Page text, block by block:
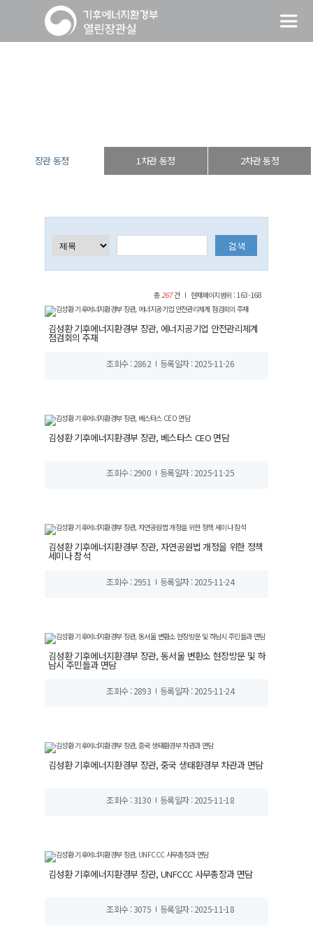
장관 동정 1차관 동정 2차관 동정
총267건 현재페이지범위 : 163-168
김성환 기후에너지환경부 장관, 에너지공기업 안전관리체계
점검회의 주재
조회수 : 2862 등록일자 : 2025-11-26
김성환 기후에너지환경부 장관, 베스타스 CEO 면담
조회수 : 2900 등록일자 : 2025-11-25
김성환 기후에너지환경부 장관, 자연공원법 개정을 위한 정책
세미나 참석
조회수 : 2951 등록일자 : 2025-11-24
김성환 기후에너지환경부 장관, 동서울 변환소 현장방문 및 하
남시 주민들과 면담
조회수 : 2893 등록일자 : 2025-11-24
김성환 기후에너지환경부 장관, 중국 생태환경부 차관과 면담
조회수 : 3130 등록일자 : 2025-11-18
김성환 기후에너지환경부 장관, UNFCCC 사무총장과 면담
조회수 : 3075 등록일자 : 2025-11-18